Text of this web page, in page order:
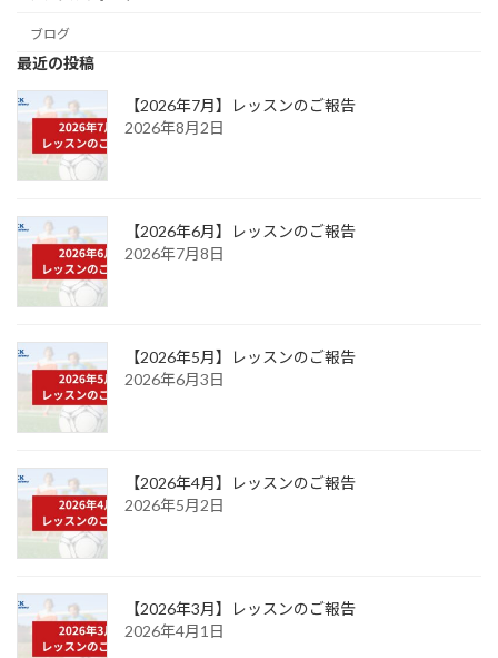
ブログ
最近の投稿
【2026年7月】レッスンのご報告
2026年8月2日
【2026年6月】レッスンのご報告
2026年7月8日
【2026年5月】レッスンのご報告
2026年6月3日
【2026年4月】レッスンのご報告
2026年5月2日
【2026年3月】レッスンのご報告
2026年4月1日